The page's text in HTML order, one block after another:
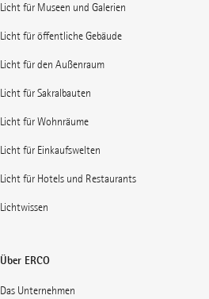
Licht für Museen und Galerien
Licht für öffentliche Gebäude
Licht für den Außenraum
Licht für Sakralbauten
Licht für Wohnräume
Licht für Einkaufswelten
Licht für Hotels und Restaurants
Lichtwissen
Über ERCO
Das Unternehmen